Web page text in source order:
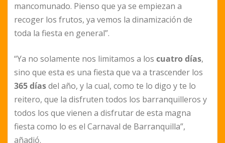
mancomunado. Pienso que ya se empiezan a
recoger los frutos, ya vemos la dinamización de
toda la fiesta en general”.
“Ya no solamente nos limitamos a los cuatro días,
sino que esta es una fiesta que va a trascender los
365 díasdel año, y la cual, como te lo digo y te lo
reitero, que la disfruten todos los barranquilleros y
todos los que vienen a disfrutar de esta magna
fiesta como lo es el Carnaval de Barranquilla”,
añadió.